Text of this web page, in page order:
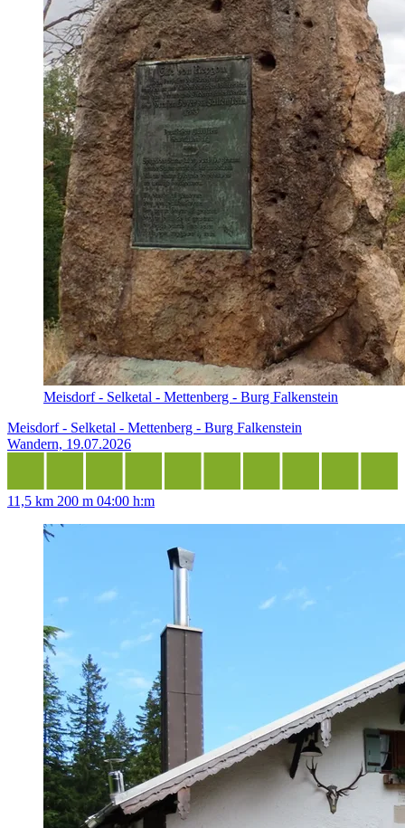
Meisdorf - Selketal - Mettenberg - Burg Falkenstein
Meisdorf - Selketal - Mettenberg - Burg Falkenstein
Wandern, 19.07.2026
11,5 km 200 m 04:00 h:m